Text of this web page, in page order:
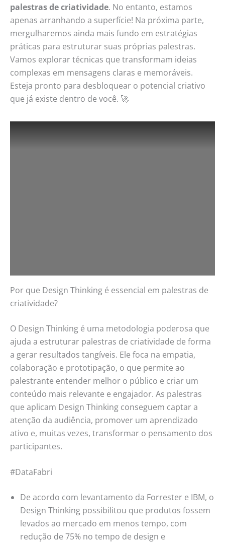
palestras de criatividade. No entanto, estamos
apenas arranhando a superfície! Na próxima parte,
mergulharemos ainda mais fundo em estratégias
práticas para estruturar suas próprias palestras.
Vamos explorar técnicas que transformam ideias
complexas em mensagens claras e memoráveis.
Esteja pronto para desbloquear o potencial criativo
que já existe dentro de você. 🚀
Por que Design Thinking é essencial em palestras de
criatividade?
O Design Thinking é uma metodologia poderosa que
ajuda a estruturar palestras de criatividade de forma
a gerar resultados tangíveis. Ele foca na empatia,
colaboração e prototipação, o que permite ao
palestrante entender melhor o público e criar um
conteúdo mais relevante e engajador. As palestras
que aplicam Design Thinking conseguem captar a
atenção da audiência, promover um aprendizado
ativo e, muitas vezes, transformar o pensamento dos
participantes.
#DataFabri
De acordo com levantamento da Forrester e IBM, o
Design Thinking possibilitou que produtos fossem
levados ao mercado em menos tempo, com
redução de 75% no tempo de design e